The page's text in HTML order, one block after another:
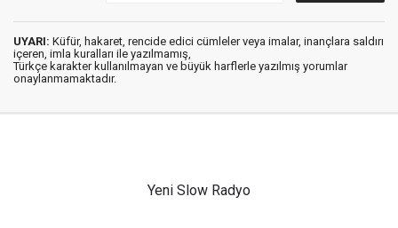
UYARI: Küfür, hakaret, rencide edici cümleler veya imalar, inançlara saldırı
içeren, imla kuralları ile yazılmamış,
Türkçe karakter kullanılmayan ve büyük harflerle yazılmış yorumlar
onaylanmamaktadır.
Yeni Slow Radyo